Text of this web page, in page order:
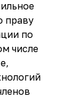
праву
по
числе